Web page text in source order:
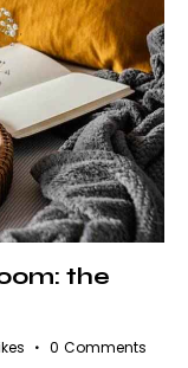
the
0 Comments